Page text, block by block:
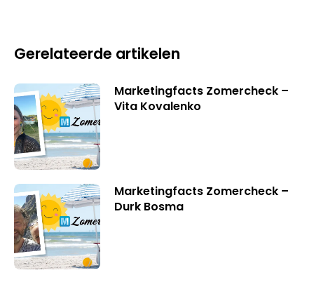
Gerelateerde artikelen
Marketingfacts Zomercheck –
Vita Kovalenko
Marketingfacts Zomercheck –
Durk Bosma